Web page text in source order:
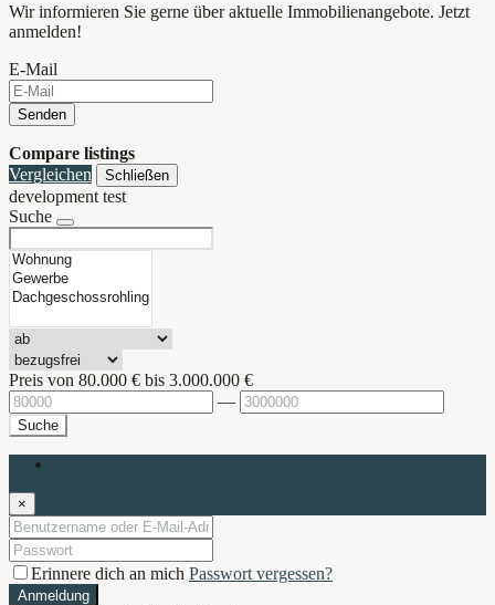
Wir informieren Sie gerne über aktuelle Immobilienangebote. Jetzt
anmelden!
E-Mail
Senden
Compare listings
Vergleichen
Schließen
development test
Suche
Preis von 80.000 € bis 3.000.000 €
—
Suche
×
Erinnere dich an mich Passwort vergessen?
Anmeldung